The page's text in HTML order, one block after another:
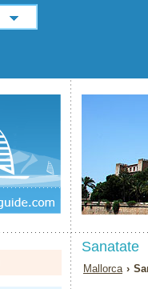
Sanatate
Mallorca ›